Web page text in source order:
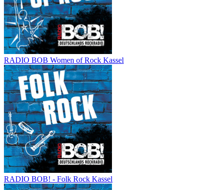
RADIO BOB Women of Rock Kassel
RADIO BOB! - Folk Rock Kassel